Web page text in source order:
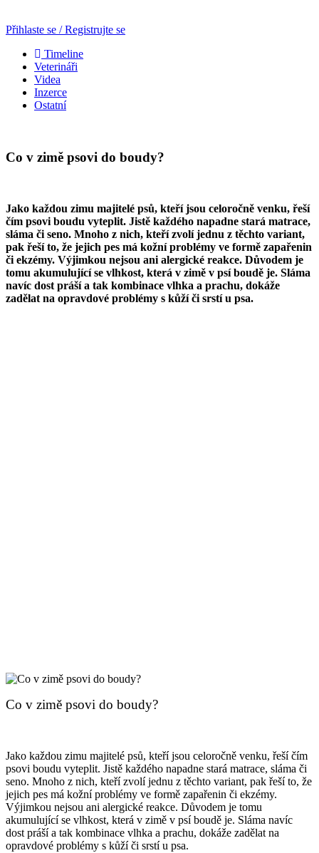
Přihlaste se / Registrujte se
Timeline
Veterináři
Videa
Inzerce
Ostatní
Co v zimě psovi do boudy?
Jako každou zimu majitelé psů, kteří jsou celoročně venku, řeší
čím psovi boudu vyteplit. Jistě každého napadne stará matrace,
sláma či seno. Mnoho z nich, kteří zvolí jednu z těchto variant,
pak řeší to, že jejich pes má kožní problémy ve formě zapařenin
či ekzémy. Výjimkou nejsou ani alergické reakce. Důvodem je
tomu akumulující se vlhkost, která v zimě v psí boudě je. Sláma
navíc dost práší a tak kombinace vlhka a prachu, dokáže
zadělat na opravdové problémy s kůží či srstí u psa.
Co v zimě psovi do boudy?
Jako každou zimu majitelé psů, kteří jsou celoročně venku, řeší čím
psovi boudu vyteplit. Jistě každého napadne stará matrace, sláma či
seno. Mnoho z nich, kteří zvolí jednu z těchto variant, pak řeší to, že
jejich pes má kožní problémy ve formě zapařenin či ekzémy.
Výjimkou nejsou ani alergické reakce. Důvodem je tomu
akumulující se vlhkost, která v zimě v psí boudě je. Sláma navíc
dost práší a tak kombinace vlhka a prachu, dokáže zadělat na
opravdové problémy s kůží či srstí u psa.